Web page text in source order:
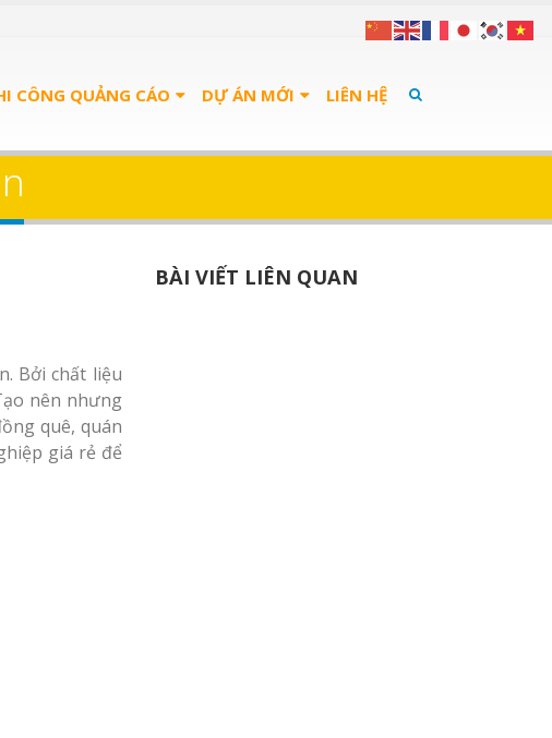
CÔNG QUẢNG CÁO DỰ ÁN MỚI LIÊN HỆ
Bởi chất liệu
nên nhưng
quê, quán
giá rẻ để
BÀI VIẾT LIÊN QUAN